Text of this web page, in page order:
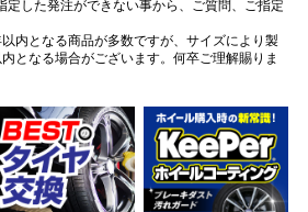
した発注ができない事から、ご質問、ご指定
内となる商品が多数ですが、サイズにより製
となる場合がございます。何卒ご理解賜りま